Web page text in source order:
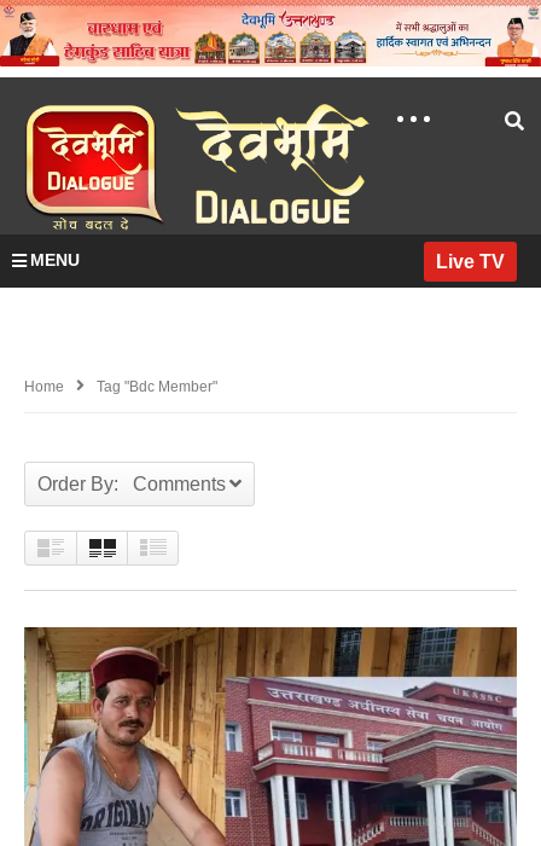
MENU Live TV
Home Tag "bdc Member"
Order By: Comments